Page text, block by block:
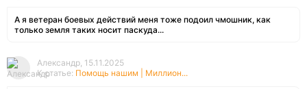
А я ветеран боевых действий меня тоже подоил чмошник, как
только земля таких носит паскуда...
Александр, 15.11.2025
К статье: Помощь нашим | Миллион...